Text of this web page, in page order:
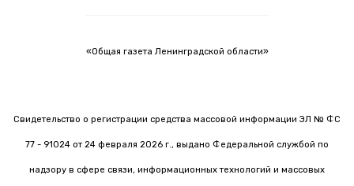
«Общая газета Ленинградской области»
Свидетельство о регистрации средства массовой информации ЭЛ № ФС
77 - 91024 от 24 февраля 2026 г., выдано Федеральной службой по
надзору в сфере связи, информационных технологий и массовых